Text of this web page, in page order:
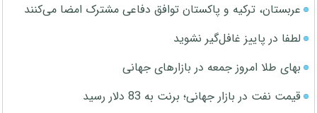
عربستان، ترکیه و پاکستان توافق دفاعی مشترک امضا می‌کنند
لطفا در پاییز غافل‌گیر نشوید
بهای طلا امروز جمعه در بازارهای جهانی
قیمت نفت در بازار جهانی؛ برنت به 83 دلار رسید